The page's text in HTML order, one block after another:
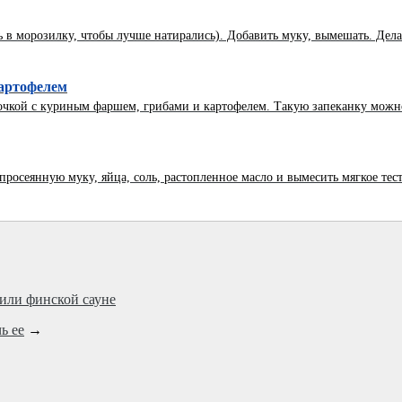
в морозилку, чтобы лучше натирались). Добавить муку, вымешать.
с куриным фаршем, грибами и картофелем. Такую запеканку
муку, яйца, соль, растопленное масло и вымесить мягкое
финской сауне
ее →